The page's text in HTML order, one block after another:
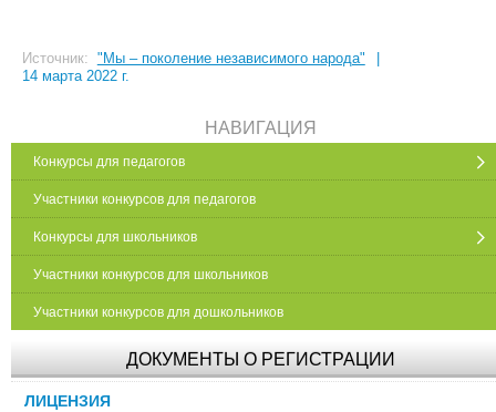
Источник: "Мы – поколение независимого народа"
14 марта 2022 г.
НАВИГАЦИЯ
Конкурсы для педагогов
Участники конкурсов для педагогов
Конкурсы для школьников
Участники конкурсов для школьников
Участники конкурсов для дошкольников
ДОКУМЕНТЫ О РЕГИСТРАЦИИ
ЛИЦЕНЗИЯ